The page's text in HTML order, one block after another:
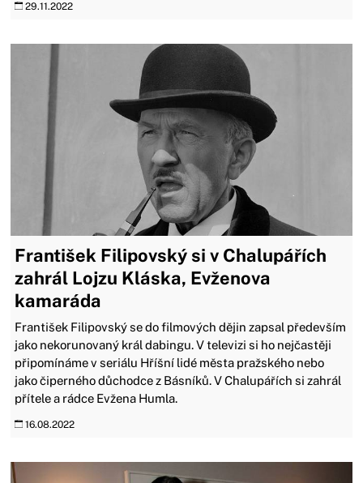
29.11.2022
František Filipovský si v Chalupářích
zahrál Lojzu Kláska, Evženova
kamaráda
František Filipovský se do filmových dějin zapsal především
jako nekorunovaný král dabingu. V televizi si ho nejčastěji
připomínáme v seriálu Hříšní lidé města pražského nebo
jako čiperného důchodce z Básníků. V Chalupářích si zahrál
přítele a rádce Evžena Humla.
16.08.2022